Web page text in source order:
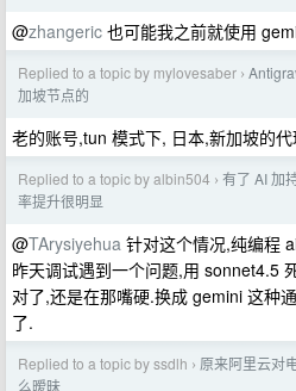
@zhangeric 也可能我之前就使用
Replied to a topic by mylovesaber ›
加坡节点的
老的账号,tun 模式下, 日本,新加坡的
Replied to a topic by albin504 › 有了 AI 加
率提升很明显
@TArysiyehua 针对这个情况,纯编程
昨天调试遇到一个问题,用 sonnet4.5
对了,还是在那嘴硬.换成 gemini 这种
了.
Replied to a topic by ssdlh › 原来阿里云对
么暧昧